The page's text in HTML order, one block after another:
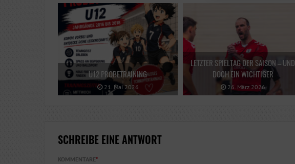
U12 PROBETRAINING
21. Mai 2026
LETZTER SPIELTAG DER SAISON – UND
DOCH EIN WICHTIGER
26. März 2026
SCHREIBE EINE ANTWORT
KOMMENTARE*